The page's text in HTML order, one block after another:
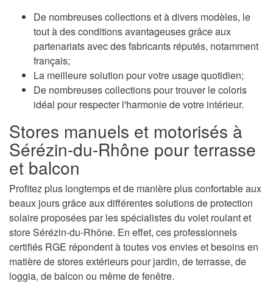
De nombreuses collections et à divers modèles, le
tout à des conditions avantageuses grâce aux
partenariats avec des fabricants réputés, notamment
français;
La meilleure solution pour votre usage quotidien;
De nombreuses collections pour trouver le coloris
idéal pour respecter l'harmonie de votre intérieur.
Stores manuels et motorisés à
Sérézin-du-Rhône pour terrasse
et balcon
Profitez plus longtemps et de manière plus confortable aux
beaux jours grâce aux différentes solutions de protection
solaire proposées par les spécialistes du volet roulant et
store Sérézin-du-Rhône. En effet, ces professionnels
certifiés RGE répondent à toutes vos envies et besoins en
matière de stores extérieurs pour jardin, de terrasse, de
loggia, de balcon ou même de fenêtre.